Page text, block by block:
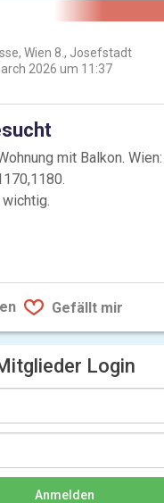
Wien 8., Josefstadt
2026 um 11:37
mit Balkon. Wien:
Gefällt mir
Login